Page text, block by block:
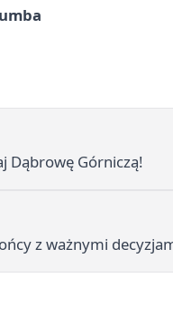
Dąbrowę Górniczą!
z ważnymi